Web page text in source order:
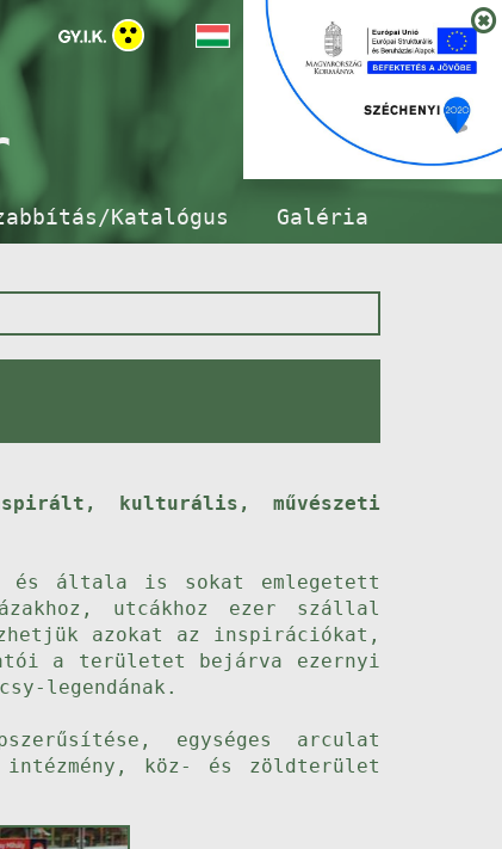
Katalógus Galéria
kulturális, művészeti
és általa is sokat emlegetett
utcákhoz ezer szállal
azokat az inspirációkat,
a területet bejárva ezernyi
legendának.
egységes arculat
köz- és zöldterület